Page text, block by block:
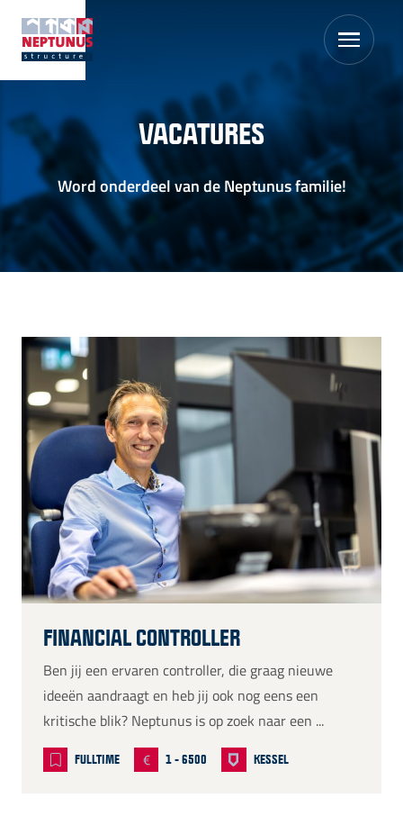
VACATURES
Word onderdeel van de Neptunus familie!
FINANCIAL CONTROLLER
Ben jij een ervaren controller, die graag nieuwe
ideeën aandraagt en heb jij ook nog eens een
kritische blik? Neptunus is op zoek naar een ...
FULLTIME 1 - 6500 KESSEL